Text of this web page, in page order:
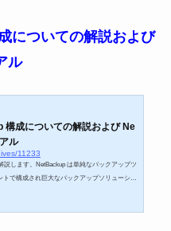
についての解説および
ル
構成についての解説および Ne
ル
11233
説します。NetBackup は単純なバックアップツ
で構成され巨大なバックアップソリューショ